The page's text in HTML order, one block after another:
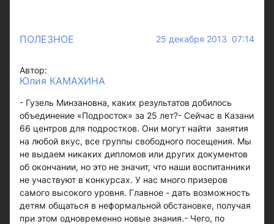
ПОЛЕЗНОЕ 25 декабря 2013 07:14
Автор:
Юлия КАМАХИНА
- Гузель Минзановна, каких результатов добилось
объединение «Подросток» за 25 лет?- Сейчас в Казани
66 центров для подростков. Они могут найти занятия
на любой вкус, все группы свободного посещения. Мы
не выдаем никаких дипломов или других документов
об окончании, но это не значит, что наши воспитанники
не участвуют в конкурсах. У нас много призеров
самого высокого уровня. Главное - дать возможность
детям общаться в неформальной обстановке, получая
при этом одновременно новые знания.- Чего, по